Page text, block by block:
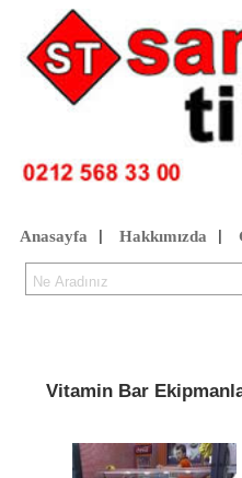
Anasayfa Hakkımızda
Vitamin Bar